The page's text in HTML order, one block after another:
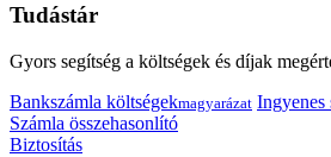
Tudástár
Gyors segítség a költségek és díjak
Bankszámla költségekmagyarázat Ingyenes
Számla összehasonlító
Biztosítás